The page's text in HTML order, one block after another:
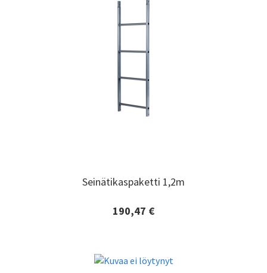
Seinätikaspaketti 1,2m
190,47 €
Seinätikaspaketti 1,2m
Lisätiedot ja tilaaminen